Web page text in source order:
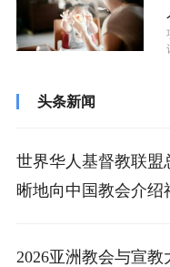
头条新闻
世界华人基督教联
晰地向中国教会介绍
2026亚洲教会与宣